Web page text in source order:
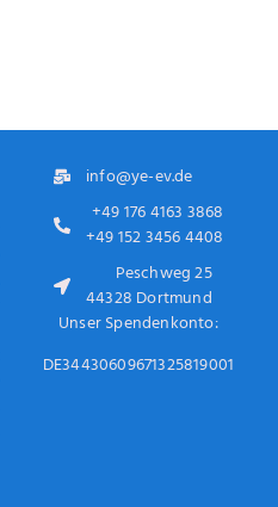
info@ye-ev.de
+49 176 4163 3868
+49 152 3456 4408
Peschweg 25
44328 Dortmund
Unser Spendenkonto:
DE34430609671325819001